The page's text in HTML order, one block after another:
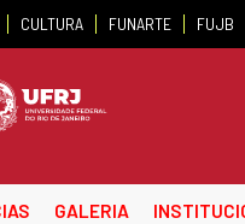
CULTURA FUNARTE FUJB
GALERIA